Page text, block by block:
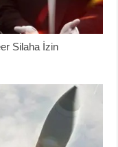
Silaha İzin